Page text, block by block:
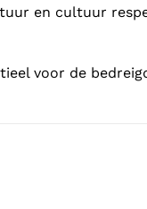
en cultuur
voor de